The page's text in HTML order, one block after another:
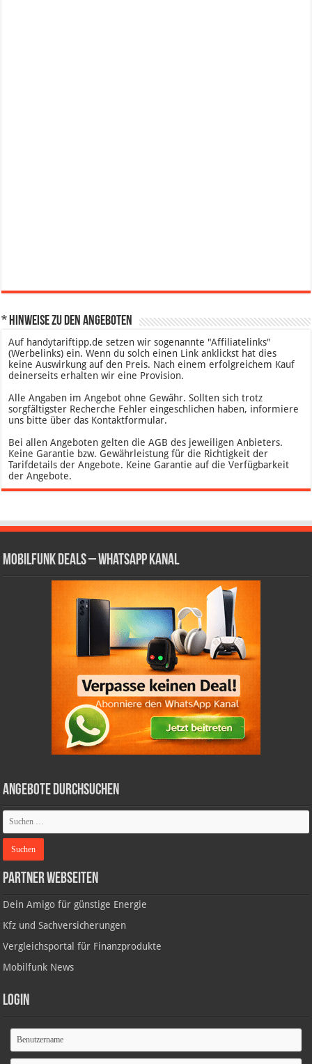
* Hinweise zu den Angeboten
Auf handytariftipp.de setzen wir sogenannte "Affiliatelinks"
(Werbelinks) ein. Wenn du solch einen Link anklickst hat dies
keine Auswirkung auf den Preis. Nach einem erfolgreichem Kauf
deinerseits erhalten wir eine Provision.
Alle Angaben im Angebot ohne Gewähr. Sollten sich trotz
sorgfältigster Recherche Fehler eingeschlichen haben, informiere
uns bitte über das Kontaktformular.
Bei allen Angeboten gelten die AGB des jeweiligen Anbieters.
Keine Garantie bzw. Gewährleistung für die Richtigkeit der
Tarifdetails der Angebote. Keine Garantie auf die Verfügbarkeit
der Angebote.
Mobilfunk Deals – WhatsApp Kanal
Angebote durchsuchen
Partner Webseiten
Dein Amigo für günstige Energie
Kfz und Sachversicherungen
Vergleichsportal für Finanzprodukte
Mobilfunk News
Login